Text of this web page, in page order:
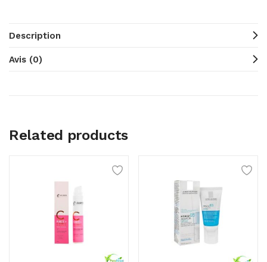
Description
Avis (0)
Related products